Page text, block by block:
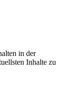
in der
Inhalte zu